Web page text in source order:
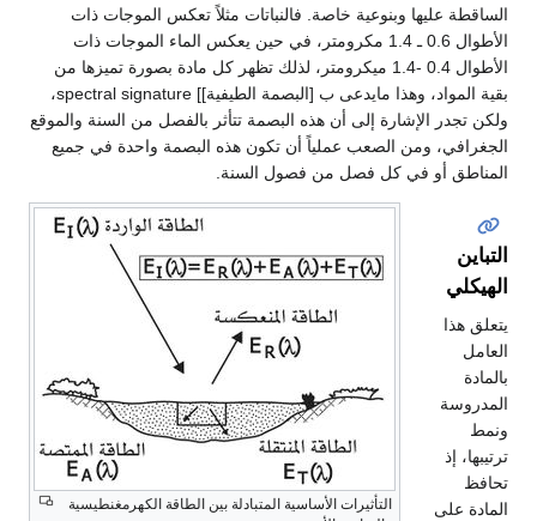
الساقطة عليها وبنوعية خاصة. فالنباتات مثلاً تعكس الموجات ذات
الأطوال 0.6 ـ 1.4 مكرومتر، في حين يعكس الماء الموجات ذات
الأطوال 0.4 -1.4 ميكرومتر، لذلك تظهر كل مادة بصورة تميزها من
بقية المواد، وهذا مايدعى ب [البصمة الطيفية]] spectral signature،
ولكن تجدر الإشارة إلى أن هذه البصمة تتأثر بالفصل من السنة والموقع
الجغرافي، ومن الصعب عملياً أن تكون هذه البصمة واحدة في جميع
المناطق أو في كل فصل من فصول السنة.
التأثيرات الأساسية المتبادلة بين الطاقة الكهرمغنطيسية
التباين
الهيكلي
يتعلق هذا
العامل
بالمادة
المدروسة
ونمط
ترتيبها، إذ
تحافظ
المادة على